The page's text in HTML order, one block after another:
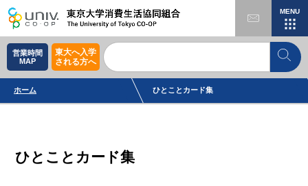
MENU
営業時間
MAP
東大へ入学
される方へ
ホーム ひとことカード集
ひとことカード集